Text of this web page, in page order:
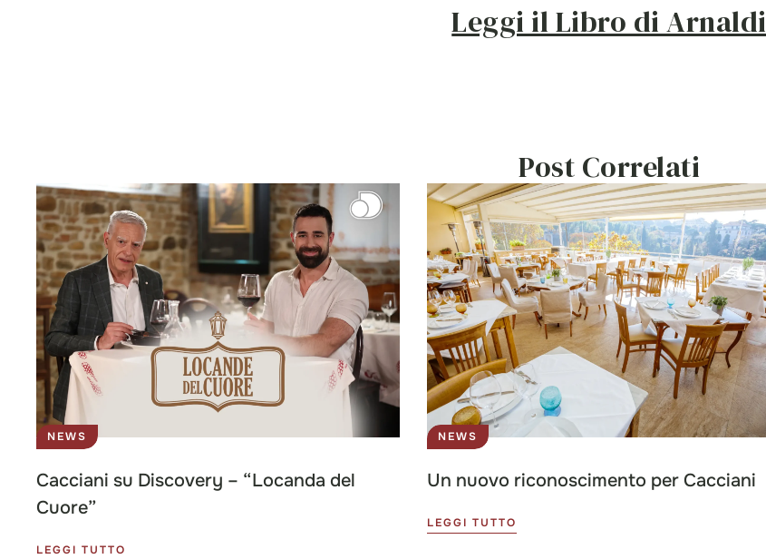
Leggi il Libro di Arnaldi
Post Correlati
NEWS
Cacciani su Discovery – “Locanda del
Cuore”
LEGGI TUTTO
NEWS
Un nuovo riconoscimento per Cacciani
LEGGI TUTTO